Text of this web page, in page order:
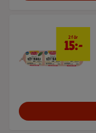
2 för
15:-